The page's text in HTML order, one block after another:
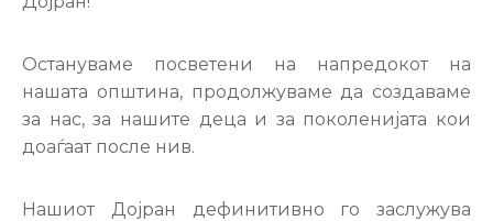
Остануваме посветени на напредокот на
нашата општина, продолжуваме да создаваме
за нас, за нашите деца и за поколенијата кои
доаѓаат после нив.
Нашиот Дојран дефинитивно го заслужува